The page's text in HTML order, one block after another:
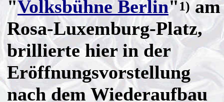
"Volksbühne Berlin"1)am
Rosa-Luxemburg-Platz,
brillierte hier in der
Eröffnungsvorstellung
nach dem Wiederaufbau